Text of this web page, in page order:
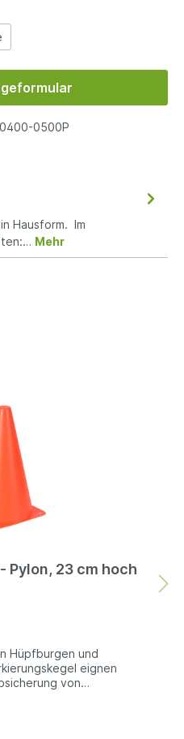
0500P
Hausform. Im
Mehr
Pylon, 23 cm hoch
Hüpfburgen und
eignen
von